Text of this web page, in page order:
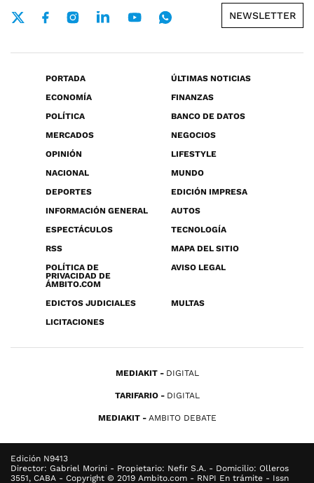
NEWSLETTER
PORTADA
ÚLTIMAS NOTICIAS
ECONOMÍA
FINANZAS
POLÍTICA
BANCO DE DATOS
MERCADOS
NEGOCIOS
OPINIÓN
LIFESTYLE
NACIONAL
MUNDO
DEPORTES
EDICIÓN IMPRESA
INFORMACIÓN GENERAL
AUTOS
ESPECTÁCULOS
TECNOLOGÍA
RSS
MAPA DEL SITIO
POLÍTICA DE
PRIVACIDAD DE
ÁMBITO.COM
AVISO LEGAL
EDICTOS JUDICIALES
MULTAS
LICITACIONES
MEDIAKIT DIGITAL
TARIFARIO DIGITAL
MEDIAKIT AMBITO DEBATE
Edición N9413
Director: Gabriel Morini - Propietario: Nefir S.A. - Domicilio: Olleros
3551, CABA - Copyright © 2019 Ambito.com - RNPI En trámite - Issn